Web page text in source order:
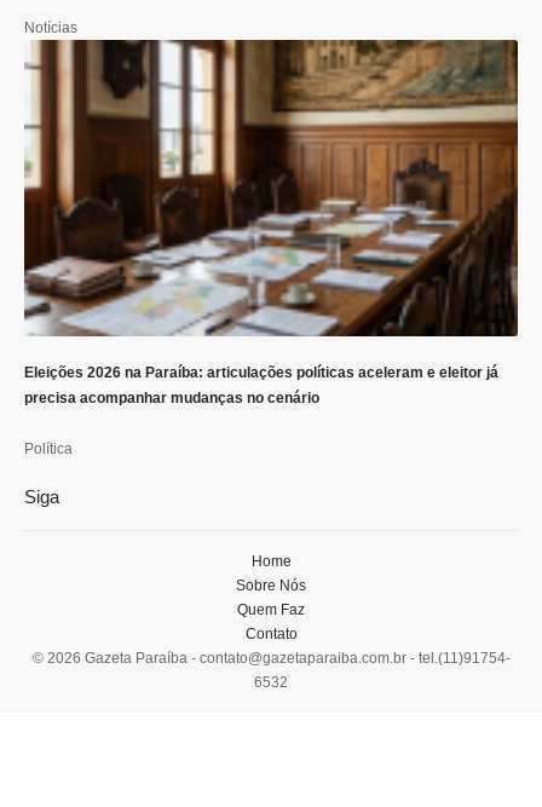
Notícias
Eleições 2026 na Paraíba: articulações políticas aceleram e eleitor já
precisa acompanhar mudanças no cenário
Política
Siga
© 2026 Gazeta Paraíba - contato@gazetaparaiba.com.br- tel.(11)91754-
6532
Home
Sobre Nós
Quem Faz
Contato